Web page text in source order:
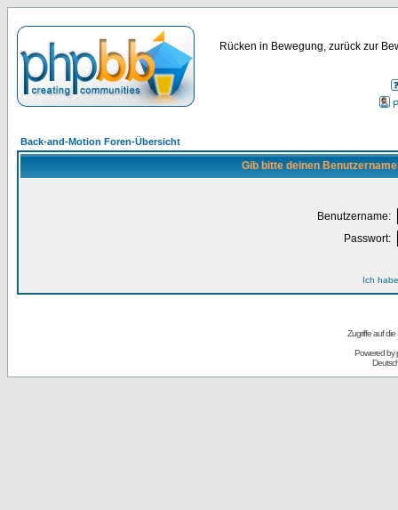
Rücken in Bewegung, zurück zur
Back-and-Motion Foren-Übersicht
Gib bitte deinen
Benutzername:
Passwort:
Ich
Zugriffe auf
Powered by